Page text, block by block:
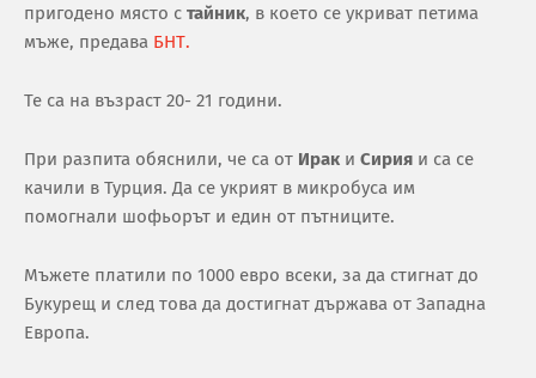
пригодено място с тайник, в което се укриват петима
мъже, предава БНТ.
Те са на възраст 20- 21 години.
При разпита обяснили, че са от Ирак и Сирия и са се
качили в Турция. Да се укрият в микробуса им
помогнали шофьорът и един от пътниците.
Мъжете платили по 1000 евро всеки, за да стигнат до
Букурещ и след това да достигнат държава от Западна
Европа.